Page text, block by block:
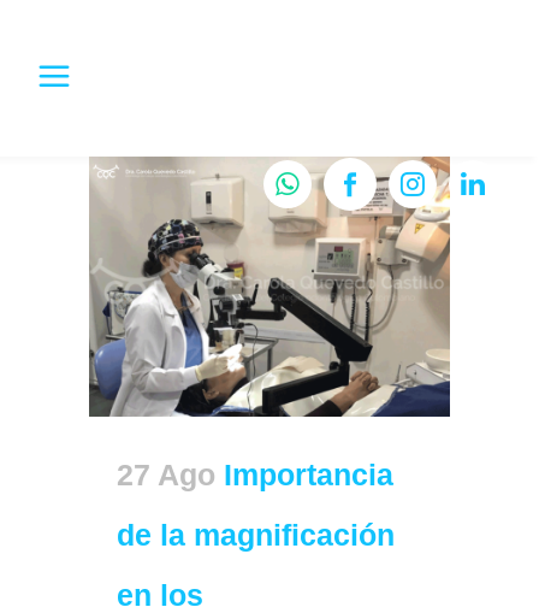
27 Ago Importancia
de la magnificación
en los